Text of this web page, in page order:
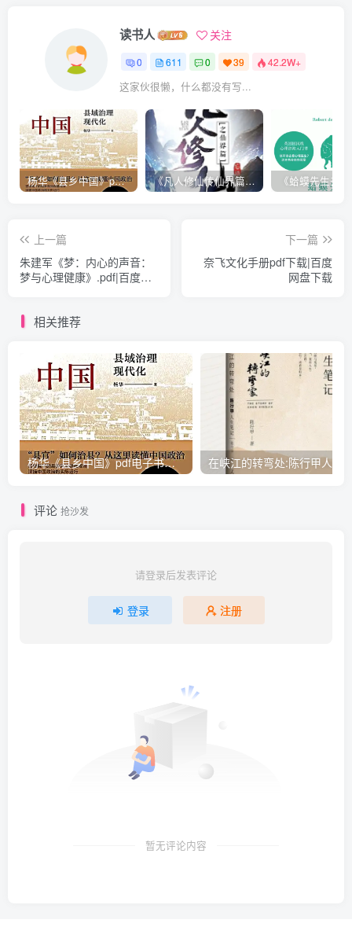
读书人 关注
0 611 0 39 42.2W+
这家伙很懒，什么都没有写...
杨华《县乡中国》pdf电子书下载 《凡人修仙传仙界篇 》忘语著|(epub+mobi+pdf)电子书下载
上一篇
朱建军《梦：内心的声音：
梦与心理健康》.pdf|百度网
下一篇
奈飞文化手册pdf下载|百度
网盘下载
相关推荐
杨华《县乡中国》pdf电子书下载
评论 抢沙发
请登录后发表评论
登录 注册
暂无评论内容